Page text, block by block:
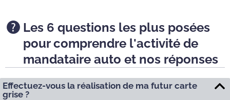
Les 6 questions les plus posées
pour comprendre l'activité de
mandataire auto et nos réponses
Effectuez-vous la réalisation de ma futur carte
grise ?